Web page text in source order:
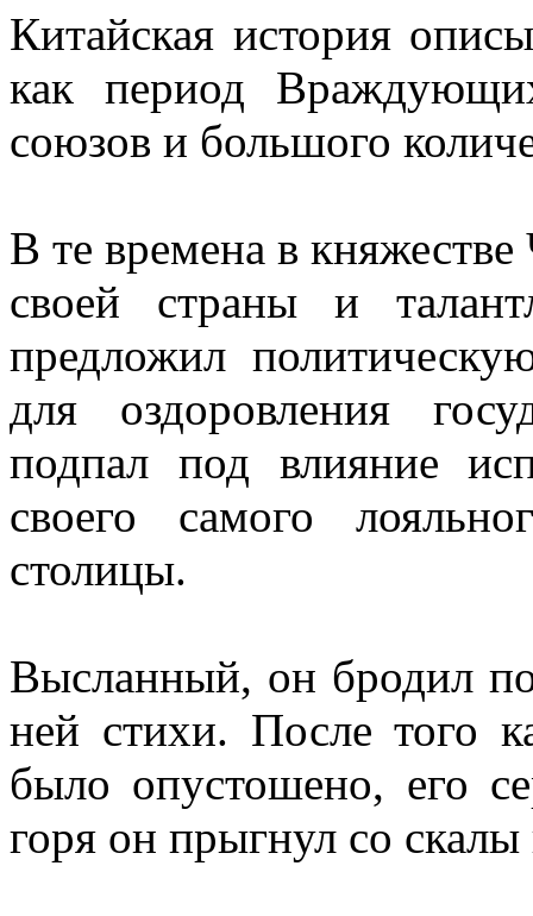
Китайская история
как период
союзов и большого
В те времена в
своей страны и
предложил
для оздоровления
подпал под влияние
своего самого
столицы.
Высланный, он бродил
ней стихи. После того
было опустошено, его
горя он прыгнул со